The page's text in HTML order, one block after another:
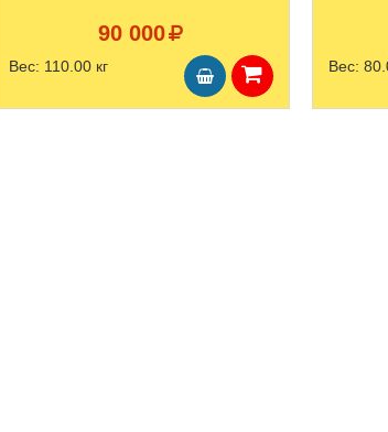
90 000
Вес: 110.00 кг Вес: